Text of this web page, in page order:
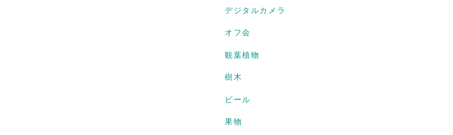
デジタルカメラ
オフ会
観葉植物
樹木
ビール
果物